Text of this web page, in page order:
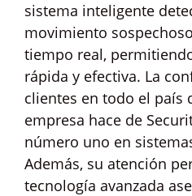
sistema inteligente
movimiento
tiempo real,
rápida y efectiva. La
clientes en todo el país
empresa hace de
número uno en
Además, su atención
tecnología avanzada